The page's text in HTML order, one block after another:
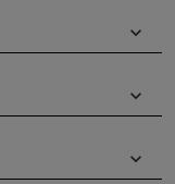
keyboard_arrow_down
keyboard_arrow_down
keyboard_arrow_down